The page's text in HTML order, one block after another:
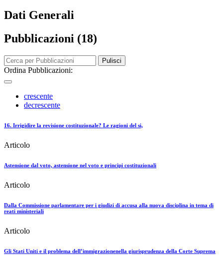
Dati Generali
Pubblicazioni (18)
Pulisci
Ordina Pubblicazioni:
crescente
decrescente
16. Irrigidire la revisione costituzionale? Le ragioni del si,
Articolo
Astensione dal voto, astensione nel voto e principi costituzionali
Articolo
Dalla Commissione parlamentare per i giudizi di accusa alla nuova disciplina in tema di
reati ministeriali
Articolo
Gli Stati Uniti e il problema dell’immigrazionenella giurisprudenza della Corte Suprema